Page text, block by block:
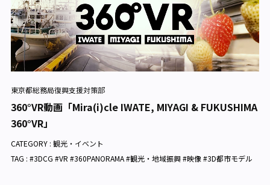
東京都総務局復興支援対策部
360°VR動画「Mira(i)cle IWATE, MIYAGI & FUKUSHIMA
360°VR」
CATEGORY : 観光・イベント
TAG : #3DCG #VR #360PANORAMA #観光・地域振興 #映像 #3D都市モデル